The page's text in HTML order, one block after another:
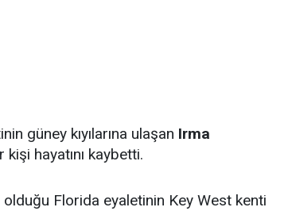
güney kıyılarına ulaşan Irma
kişi hayatını kaybetti.
olduğu Florida eyaletinin Key West kenti